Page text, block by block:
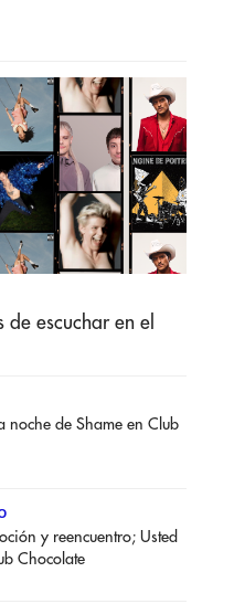
de escuchar en el
noche de Shame en Club
y reencuentro; Usted
Chocolate